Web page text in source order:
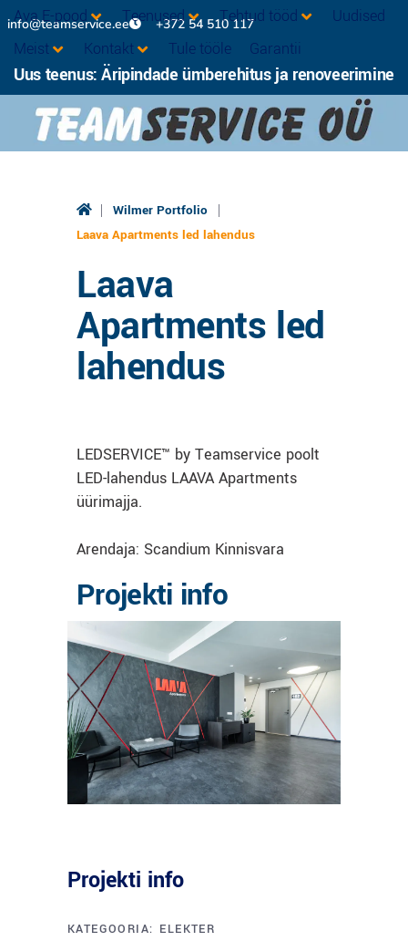
info@teamservice.ee +372 54 510 117
Ava E-pood Teenused Tehtud tööd
Uudised
Meist
Kontakt Tule tööle Garantii
Uus teenus: Äripindade ümberehitus ja renoveerimine
| Wilmer Portfolio |
Laava Apartments led lahendus
Laava
Apartments led
lahendus
LEDSERVICE™ by Teamservice poolt
LED-lahendus LAAVA Apartments
üürimajja.
Arendaja: Scandium Kinnisvara
Projekti info
Projekti info
KATEGOORIA: ELEKTER